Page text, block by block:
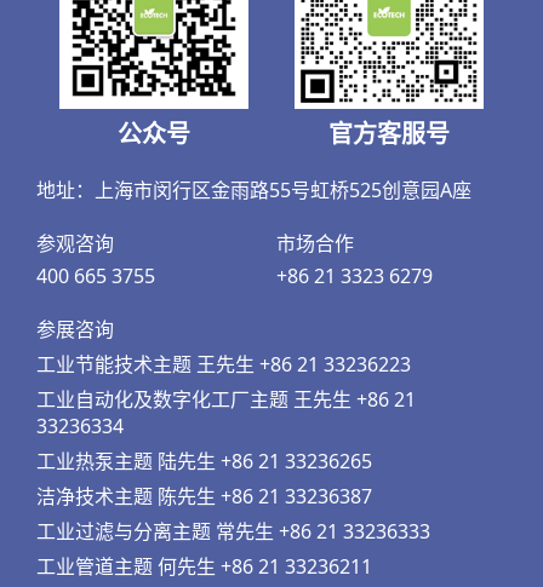
公众号 官方客服号
地址：上海市闵行区金雨路55号虹桥525创意园A座
参观咨询
400 665 3755
市场合作
+86 21 3323 6279
参展咨询
工业节能技术主题 王先生 +86 21 33236223
工业自动化及数字化工厂主题 王先生 +86 21
33236334
工业热泵主题 陆先生 +86 21 33236265
洁净技术主题 陈先生 +86 21 33236387
工业过滤与分离主题 常先生 +86 21 33236333
工业管道主题 何先生 +86 21 33236211